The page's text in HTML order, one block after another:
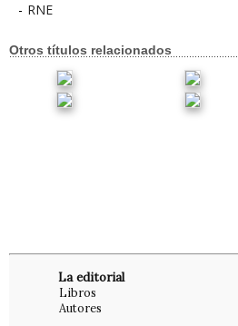
- RNE
Otros títulos relacionados
La editorial
Libros
Autores